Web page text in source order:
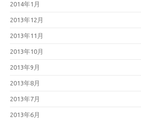
2014年1月
2013年12月
2013年11月
2013年10月
2013年9月
2013年8月
2013年7月
2013年6月